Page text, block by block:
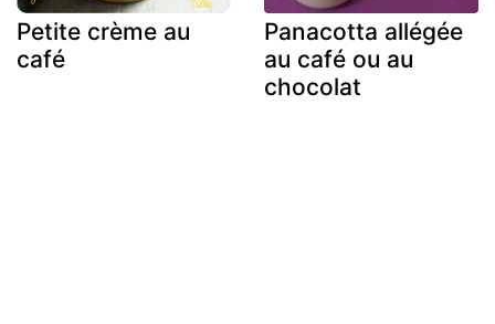
Petite crème au
café
Panacotta allégée
au café ou au
chocolat